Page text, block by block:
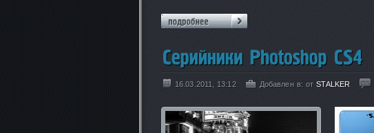
16.03.2011, 13:12 Добавлен в:отSTALKER